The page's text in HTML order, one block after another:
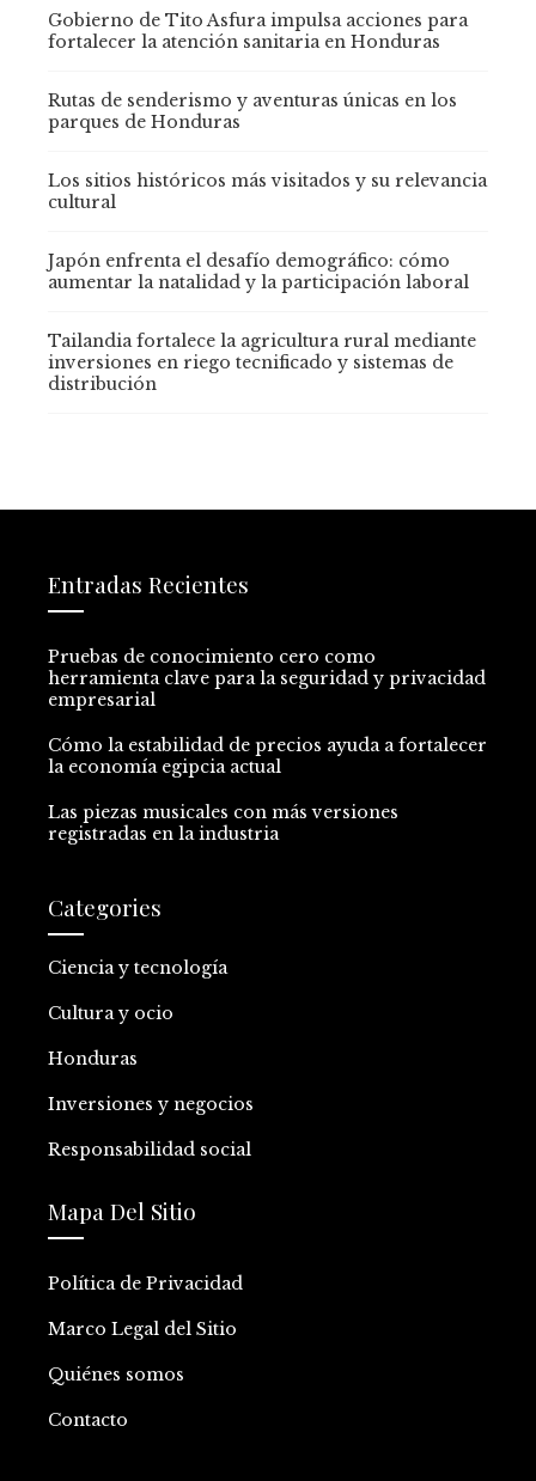
Gobierno de Tito Asfura impulsa acciones para
fortalecer la atención sanitaria en Honduras
Rutas de senderismo y aventuras únicas en los
parques de Honduras
Los sitios históricos más visitados y su relevancia
cultural
Japón enfrenta el desafío demográfico: cómo
aumentar la natalidad y la participación laboral
Tailandia fortalece la agricultura rural mediante
inversiones en riego tecnificado y sistemas de
distribución
Entradas Recientes
Pruebas de conocimiento cero como
herramienta clave para la seguridad y privacidad
empresarial
Cómo la estabilidad de precios ayuda a fortalecer
la economía egipcia actual
Las piezas musicales con más versiones
registradas en la industria
Categories
Ciencia y tecnología
Cultura y ocio
Honduras
Inversiones y negocios
Responsabilidad social
Mapa Del Sitio
Política de Privacidad
Marco Legal del Sitio
Quiénes somos
Contacto